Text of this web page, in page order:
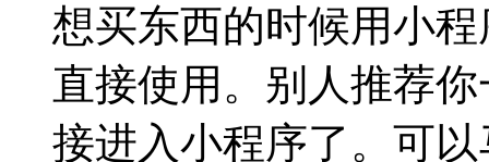
想买东西的时候用小
直接使用。别人推荐
接进入小程序了。可